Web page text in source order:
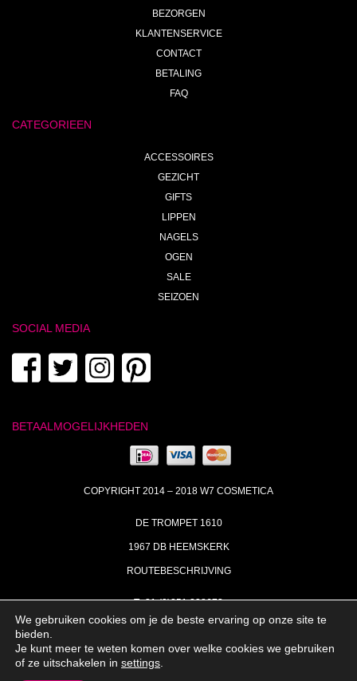
BEZORGEN
KLANTENSERVICE
CONTACT
BETALING
FAQ
CATEGORIEEN
ACCESSOIRES
GEZICHT
GIFTS
LIPPEN
NAGELS
OGEN
SALE
SEIZOEN
SOCIAL MEDIA
BETAALMOGELIJKHEDEN
COPYRIGHT 2014 – 2018 W7 COSMETICA
DE TROMPET 1610
1967 DB HEEMSKERK
ROUTEBESCHRIJVING
T+31 (0)251 238673
MA | DI | DO VAN 09:00 – 17:00
INFO@W7COSMETICA.NL
We gebruiken cookies om je de beste ervaring op onze site te
bieden.
Je kunt meer te weten komen over welke cookies we gebruiken
of ze uitschakelen in settings